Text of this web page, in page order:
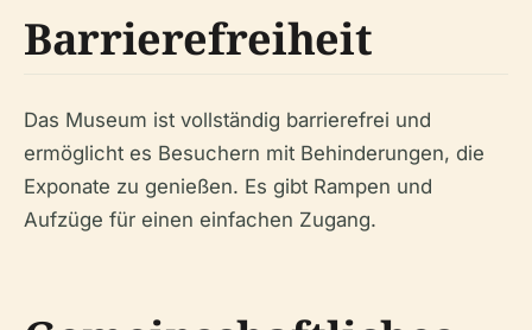
Barrierefreiheit
Das Museum ist vollständig barrierefrei und
ermöglicht es Besuchern mit Behinderungen, die
Exponate zu genießen. Es gibt Rampen und
Aufzüge für einen einfachen Zugang.